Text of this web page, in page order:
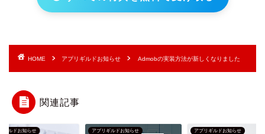
HOME アプリギルドお知らせ Admobの実装方法が新しくなりました
関連記事
ギルドお知らせ アプリギルドお知らせ アプリギルドお知らせ